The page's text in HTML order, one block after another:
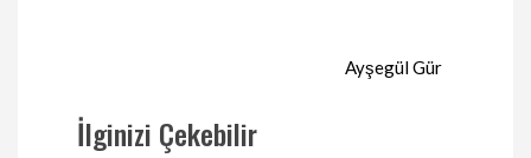
Ayşegül Gür
İlginizi Çekebilir